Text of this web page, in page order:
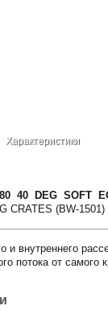
Характеристики
40 DEG SOFT
CRATES (BW-
и внутреннего
потока от